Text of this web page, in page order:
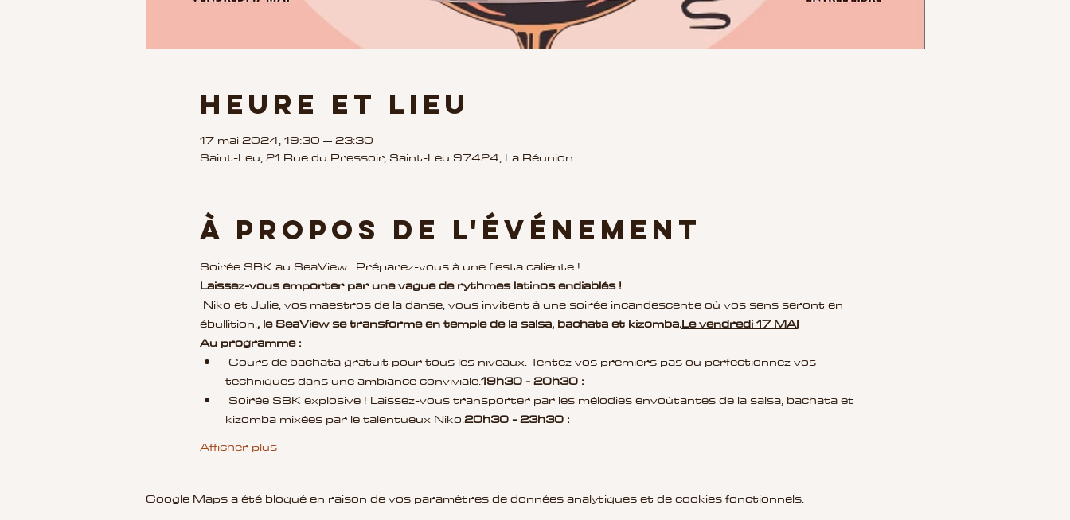
Heure et lieu
17 mai 2024, 19:30 – 23:30
Saint-Leu, 21 Rue du Pressoir, Saint-Leu 97424, La Réunion
À propos de l'événement
Soirée SBK au SeaView : Préparez-vous à une fiesta caliente !
Laissez-vous emporter par une vague de rythmes latinos endiablés !
ébullition., le SeaView se transforme en temple de la salsa, bachata et kizomba.Le vendredi 17 MAI
Au programme :
techniques dans une ambiance conviviale.19h30 - 20h30 :
kizomba mixées par le talentueux Niko.20h30 - 23h30 :
Afficher plus
Google Maps a été bloqué en raison de vos paramètres de données analytiques et de cookies fonctionnels.